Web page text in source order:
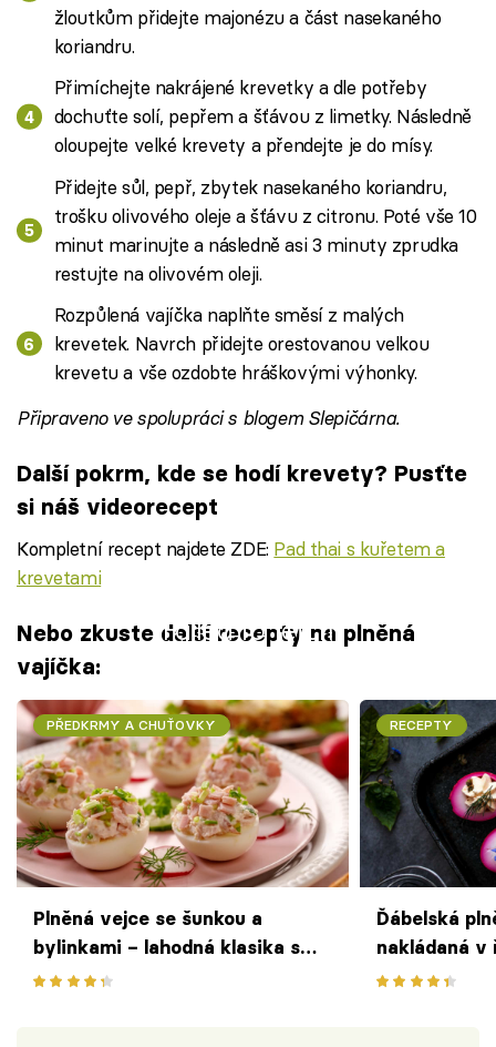
žloutkům přidejte majonézu a část nasekaného
koriandru.
Přimíchejte nakrájené krevetky a dle potřeby
dochuťte solí, pepřem a šťávou z limetky. Následně
oloupejte velké krevety a přendejte je do mísy.
Přidejte sůl, pepř, zbytek nasekaného koriandru,
trošku olivového oleje a šťávu z citronu. Poté vše 10
minut marinujte a následně asi 3 minuty zprudka
restujte na olivovém oleji.
Rozpůlená vajíčka naplňte směsí z malých
krevetek. Navrch přidejte orestovanou velkou
krevetu a vše ozdobte hráškovými výhonky.
Připraveno ve spolupráci s blogem Slepičárna.
Další pokrm, kde se hodí krevety? Pusťte
si náš videorecept
Kompletní recept najdete ZDE: Pad thai s kuřetem a
krevetami
Failed to fetch
Nebo zkuste další recepty na plněná
vajíčka:
PŘEDKRMY A CHUŤOVKY
Plněná vejce se šunkou a
bylinkami – lahodná klasika s
moderním twistem
RECEPTY
Ďábelská
nakládaná v